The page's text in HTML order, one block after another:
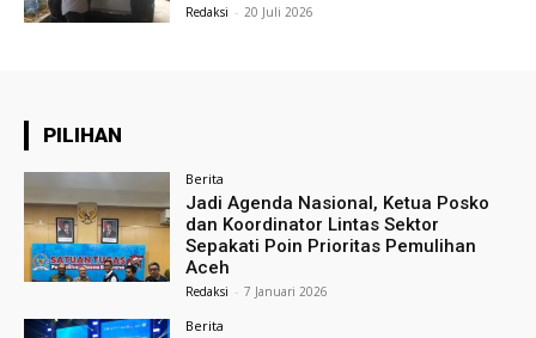
Redaksi - 20 Juli 2026
PILIHAN
Berita
Jadi Agenda Nasional, Ketua Posko
dan Koordinator Lintas Sektor
Sepakati Poin Prioritas Pemulihan
Aceh
Redaksi - 7 Januari 2026
Berita